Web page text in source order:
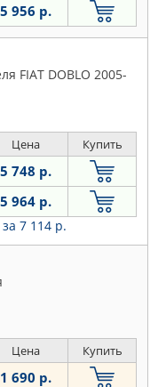
5 956 р.
FIAT DOBLO 2005-
Цена Купить
5 748 р.
5 964 р.
за 7 114 р.
Цена Купить
1 690 р.